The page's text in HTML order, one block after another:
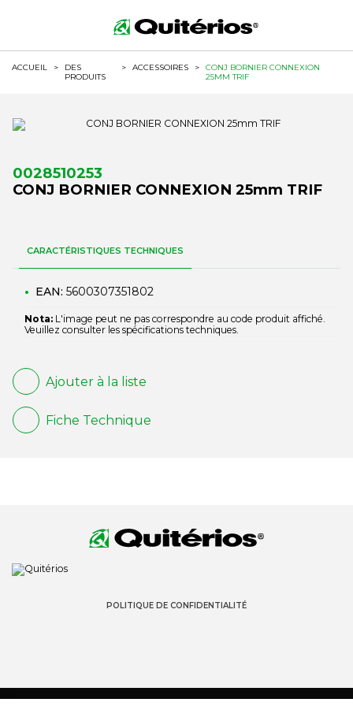
ACCUEIL >
DES
PRODUITS
> ACCESSOIRES >
CONJ BORNIER CONNEXION
25MM TRIF
0028510253
CONJ BORNIER CONNEXION 25mm TRIF
CARACTÉRISTIQUES TECHNIQUES
EAN: 5600307351802
Nota: L'image peut ne pas correspondre au code produit affiché.
Veuillez consulter les spécifications techniques.
Ajouter à la liste
Fiche Technique
POLITIQUE DE CONFIDENTIALITÉ